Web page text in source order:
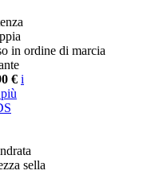
in ordine di marcia
€ i
sella